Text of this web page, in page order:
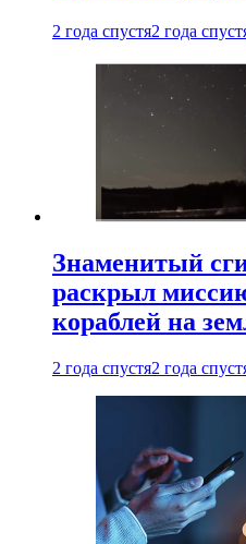
2 года спустя2 года
Знаменитый
раскрыл
кораблей на
2 года спустя2 года